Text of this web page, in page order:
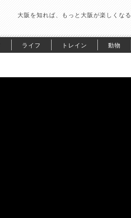
大阪を知れば、もっと大阪が楽しくなる
ライフ トレイン 動物